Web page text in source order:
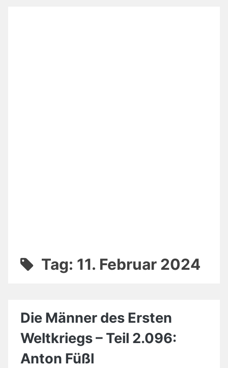
Tag: 11. Februar 2024
Die Männer des Ersten
Weltkriegs – Teil 2.096:
Anton Füßl